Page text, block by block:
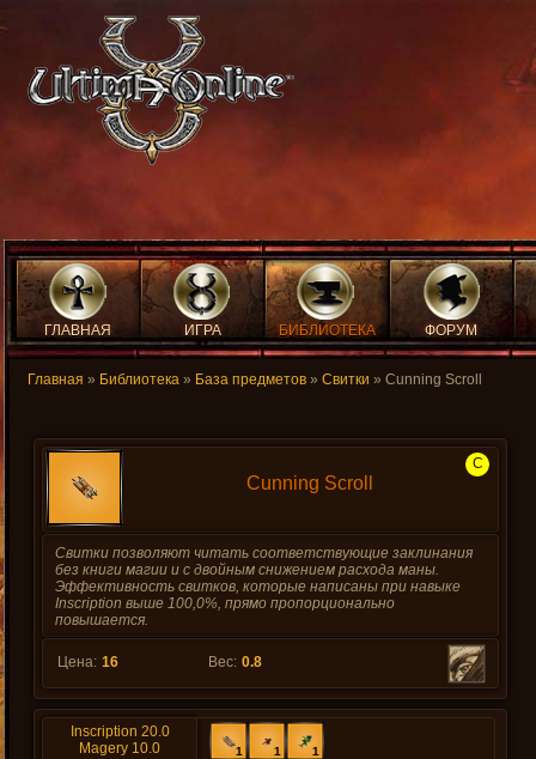
ГЛАВНАЯ ИГРА БИБЛИОТЕКА ФОРУМ
Главная » Библиотека » База предметов » Свитки » Cunning Scroll
Cunning Scroll
C
Свитки позволяют читать соответствующие заклинания
без книги магии и с двойным снижением расхода маны.
Эффективность свитков, которые написаны при навыке
Inscription выше 100,0%, прямо пропорционально
повышается.
Цена: 16 Вес: 0.8
Inscription 20.0
Magery 10.0
1 1 1